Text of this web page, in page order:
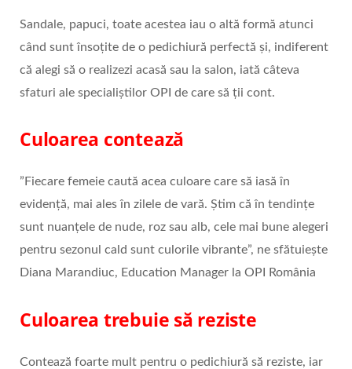
Sandale, papuci, toate acestea iau o altă formă atunci
când sunt însoțite de o pedichiură perfectă și, indiferent
că alegi să o realizezi acasă sau la salon, iată câteva
sfaturi ale specialiștilor OPI de care să ții cont.
Culoarea contează
”Fiecare femeie caută acea culoare care să iasă în
evidență, mai ales în zilele de vară. Știm că în tendințe
sunt nuanțele de nude, roz sau alb, cele mai bune alegeri
pentru sezonul cald sunt culorile vibrante”, ne sfătuiește
Diana Marandiuc, Education Manager la OPI România
Culoarea trebuie să reziste
Contează foarte mult pentru o pedichiură să reziste, iar